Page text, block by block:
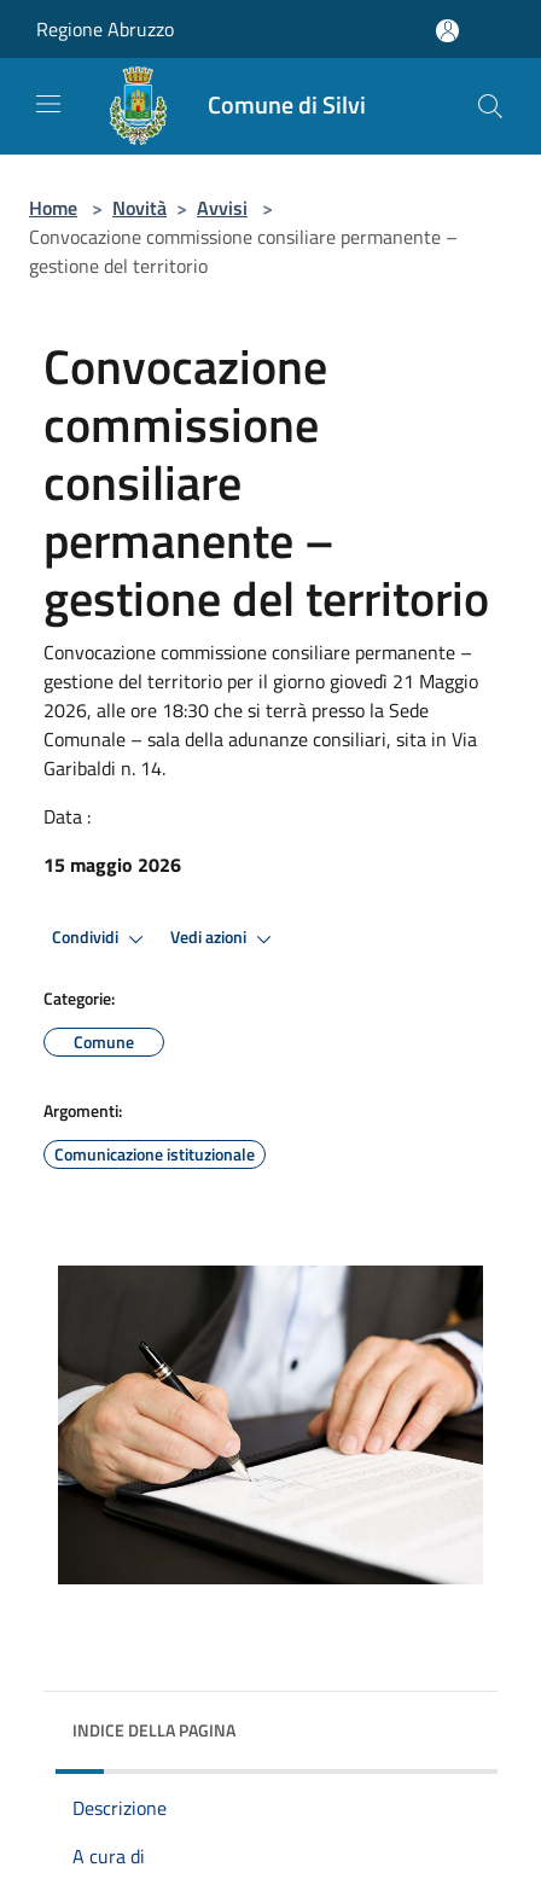
Regione Abruzzo
Comune di Silvi
Home > Novità > Avvisi >
Convocazione commissione consiliare permanente –
gestione del territorio
Convocazione
commissione
consiliare
permanente –
gestione del territorio
Convocazione commissione consiliare permanente –
gestione del territorio per il giorno giovedì 21 Maggio
2026, alle ore 18:30 che si terrà presso la Sede
Comunale – sala della adunanze consiliari, sita in Via
Garibaldi n. 14.
Data :
15 maggio 2026
Condividi Vedi azioni
Categorie:
Comune
Argomenti:
Comunicazione istituzionale
INDICE DELLA PAGINA
Descrizione
A cura di